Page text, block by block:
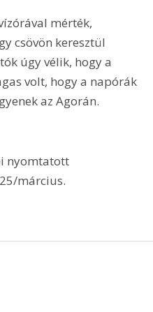
mérték,
csövön keresztül
úgy vélik, hogy a
volt, hogy a napórák
az Agorán.
nyomtatott
március.